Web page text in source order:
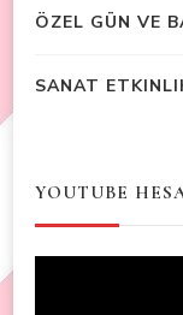
ÖZEL GÜN VE
SANAT
YOUTUBE